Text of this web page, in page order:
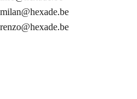
milan@hexade.be
renzo@hexade.be